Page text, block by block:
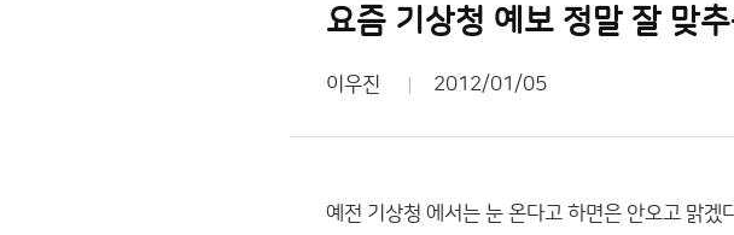
요즘 기상청 예보 정말 잘 맞
이우진 2012/01/05
예전 기상청 에서는 눈 온다고 하면은 안오고 맑겠